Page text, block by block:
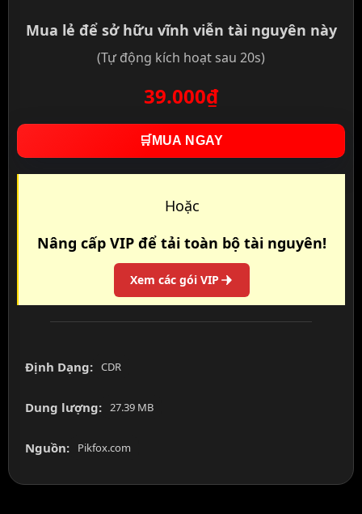
Mua lẻ để sở hữu vĩnh viễn tài nguyên này
(Tự động kích hoạt sau 20s)
39.000₫
🛒 MUA NGAY
Hoặc
Nâng cấp VIP để tải toàn bộ tài nguyên!
Xem các gói VIP
Định Dạng: CDR
Dung lượng: 27.39 MB
Nguồn: Pikfox.com